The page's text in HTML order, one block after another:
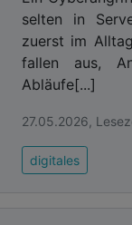
einem
Umweltbelastung.“
Erstes
Operating
Learning)
zahlreiche
selten in
zuerst im
fallen aus,
Abläufe[...]
27.05.2026,
digitales